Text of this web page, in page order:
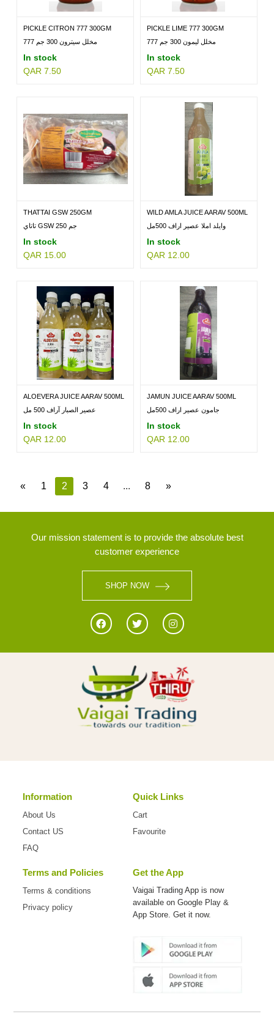
PICKLE CITRON 777 300GM
مخلل سيترون 300 جم 777
In stock
QAR 7.50
PICKLE LIME 777 300GM
مخلل ليمون 300 جم 777
In stock
QAR 7.50
THATTAI GSW 250GM
تاتاي GSW 250 جم
In stock
QAR 15.00
WILD AMLA JUICE AARAV 500ML
وايلد املا عصير اراف 500مل
In stock
QAR 12.00
ALOEVERA JUICE AARAV 500ML
عصير الصبار آراف 500 مل
In stock
QAR 12.00
JAMUN JUICE AARAV 500ML
جامون عصير اراف 500مل
In stock
QAR 12.00
« 1 2 3 4 ... 8 »
Our mission statement is to provide the absolute best
customer experience
SHOP NOW
Information
About Us
Contact US
FAQ
Quick Links
Cart
Favourite
Terms and Policies
Terms & conditions
Privacy policy
Get the App
Vaigai Trading App is now
available on Google Play &
App Store. Get it now.